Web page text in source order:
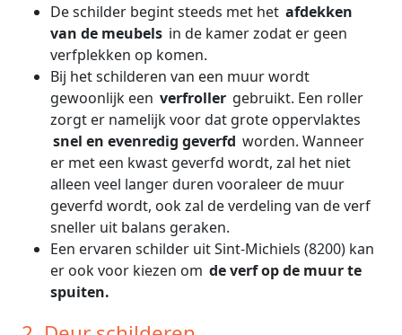
De schilder begint steeds met het afdekken
van de meubels in de kamer zodat er geen
verfplekken op komen.
Bij het schilderen van een muur wordt
gewoonlijk een verfroller gebruikt. Een roller
zorgt er namelijk voor dat grote oppervlaktes
snel en evenredig geverfd worden. Wanneer
er met een kwast geverfd wordt, zal het niet
alleen veel langer duren vooraleer de muur
geverfd wordt, ook zal de verdeling van de verf
sneller uit balans geraken.
Een ervaren schilder uit Sint-Michiels (8200) kan
er ook voor kiezen om de verf op de muur te
spuiten.